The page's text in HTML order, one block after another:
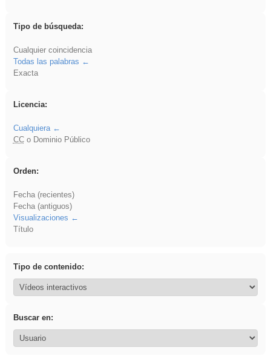
Tipo de búsqueda:
Cualquier coincidencia
Todas las palabras
Exacta
Licencia:
Cualquiera
CCo Dominio Público
Orden:
Fecha (recientes)
Fecha (antiguos)
Visualizaciones
Título
Tipo de contenido:
Buscar en: